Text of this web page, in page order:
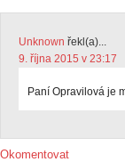
Unknown řekl(a)...
9. října 2015 v 23:17
Paní Opravilová je
Okomentovat